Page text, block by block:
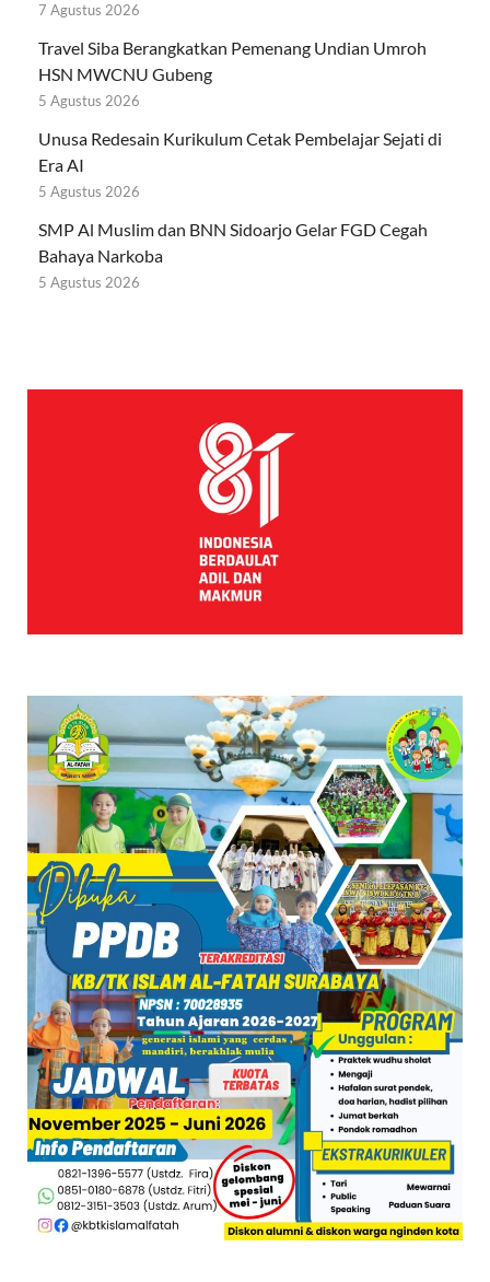
7 Agustus 2026
Travel Siba Berangkatkan Pemenang Undian Umroh
HSN MWCNU Gubeng
5 Agustus 2026
Unusa Redesain Kurikulum Cetak Pembelajar Sejati di
Era AI
5 Agustus 2026
SMP Al Muslim dan BNN Sidoarjo Gelar FGD Cegah
Bahaya Narkoba
5 Agustus 2026